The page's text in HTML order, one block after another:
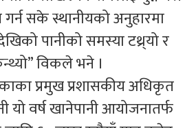
गर्न सके स्थानीयको अनुहारमा
पानीको समस्या टथ्र्यो र
विकले भने ।
प्रमुख प्रशासकीय अधिकृत
यो वर्ष खानेपानी आयोजनातर्फ